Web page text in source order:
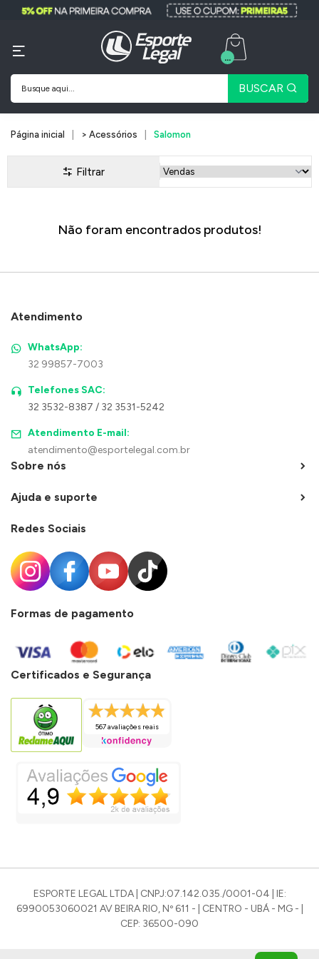
BUSCAR
...
Página inicial > Acessórios Salomon
Filtrar
Não foram encontrados produtos!
Atendimento
WhatsApp:
32 99857-7003
Telefones SAC:
32 3532-8387 / 32 3531-5242
Atendimento E-mail:
atendimento@esportelegal.com.br
Sobre nós
Ajuda e suporte
Redes Sociais
Formas de pagamento
Certificados e Segurança
567 avaliações reais
ESPORTE LEGAL LTDA | CNPJ:07.142.035./0001-04 | IE:
6990053060021 AV BEIRA RIO, Nº 611 - | CENTRO - UBÁ - MG - |
CEP: 36500-090